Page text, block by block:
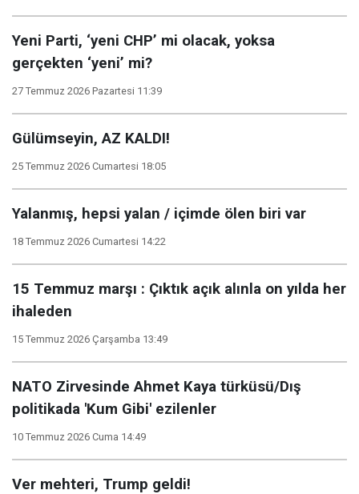
Yeni Parti, ‘yeni CHP’ mi olacak, yoksa
gerçekten ‘yeni’ mi?
27 Temmuz 2026 Pazartesi 11:39
Gülümseyin, AZ KALDI!
25 Temmuz 2026 Cumartesi 18:05
Yalanmış, hepsi yalan / içimde ölen biri var
18 Temmuz 2026 Cumartesi 14:22
15 Temmuz marşı : Çıktık açık alınla on yılda her
ihaleden
15 Temmuz 2026 Çarşamba 13:49
NATO Zirvesinde Ahmet Kaya türküsü/Dış
politikada 'Kum Gibi' ezilenler
10 Temmuz 2026 Cuma 14:49
Ver mehteri, Trump geldi!